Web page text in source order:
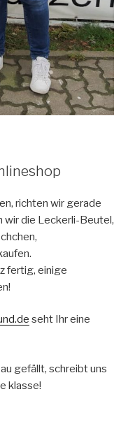
richten wir gerade
wir die Leckerli-Beutel,
fertig, einige
seht Ihr eine
gefällt, schreibt uns
klasse!